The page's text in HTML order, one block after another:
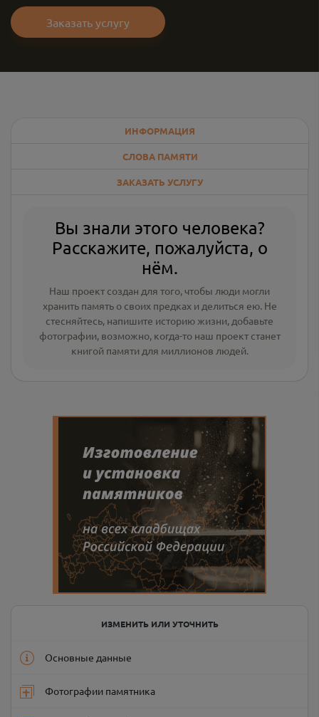
Заказать услугу
ИНФОРМАЦИЯ
СЛОВА ПАМЯТИ
ЗАКАЗАТЬ УСЛУГУ
Вы знали этого человека?
Расскажите, пожалуйста, о
нём.
Наш проект создан для того, чтобы люди могли
хранить память о своих предках и делиться ею. Не
стесняйтесь, напишите историю жизни, добавьте
фотографии, возможно, когда-то наш проект станет
книгой памяти для миллионов людей.
ИЗМЕНИТЬ ИЛИ УТОЧНИТЬ
Основные данные
Фотографии памятника